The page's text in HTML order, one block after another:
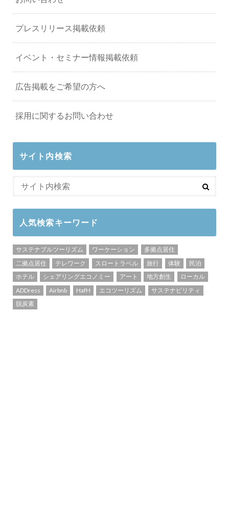
プレスリリース掲載依頼
イベント・セミナー情報掲載依頼
広告掲載をご希望の方へ
採用に関するお問い合わせ
サイト内検索
人気検索キーワード
サステナブルツーリズム ワーケーション
多拠点居住
二拠点居住
テレワーク スロートラベル 旅行 体験
民泊
ホテル
シェアリングエコノミー アート 地方創生
ローカル
ADDress
Airbnb HafH エコツーリズム
サステナビリティ
脱炭素